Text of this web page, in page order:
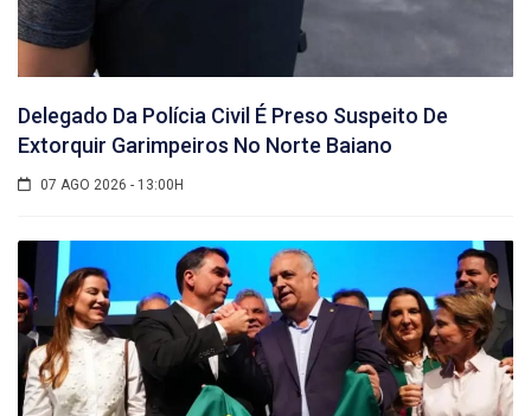
Delegado Da Polícia Civil É Preso Suspeito De
Extorquir Garimpeiros No Norte Baiano
07 AGO 2026 - 13:00H